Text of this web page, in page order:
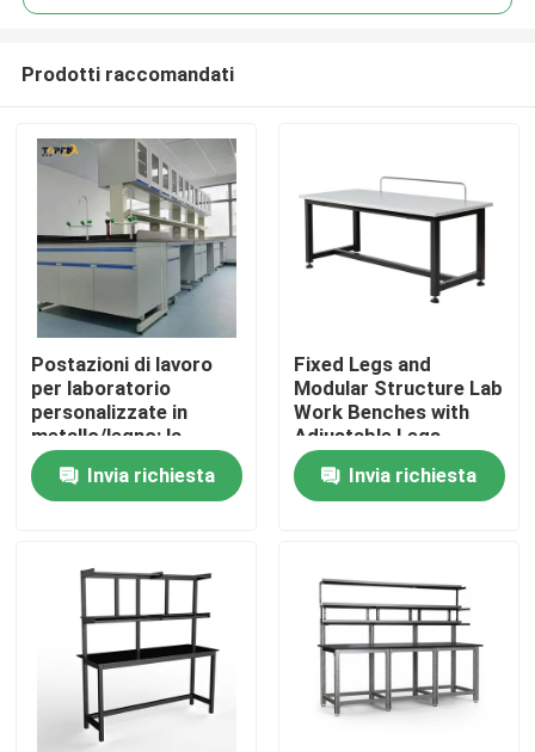
Casa
Prodotti
Mostra VR
Fatory Tour
Controllo di qualità
Prodotti raccomandati
Postazioni di lavoro
per laboratorio
personalizzate in
metallo/legno: la
soluzione perfetta per
le esigenze del tuo
spazio di lavoro
Invia richiesta
Fixed Legs and
Modular Structure Lab
Work Benches with
Adjustable Legs
Invia richiesta